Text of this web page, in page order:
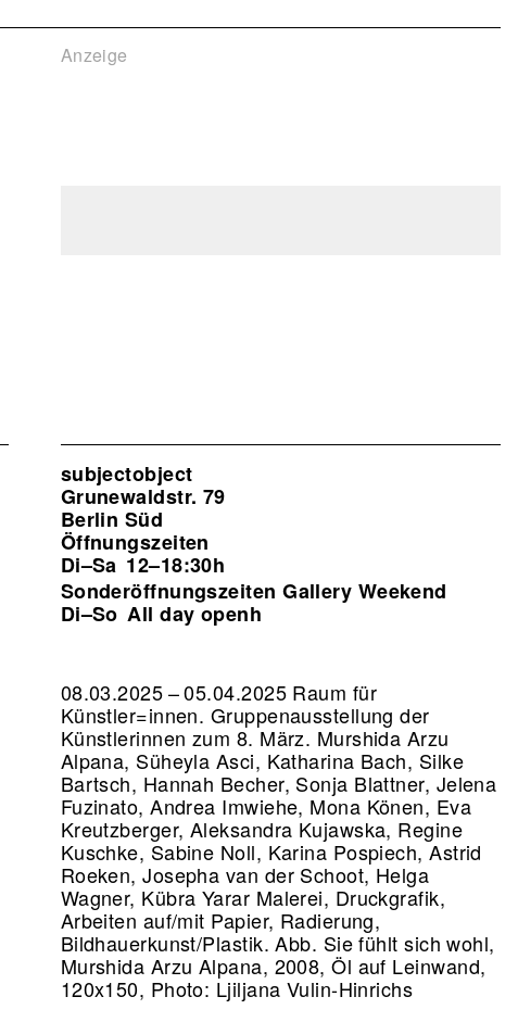
Anzeige
subjectobject
Grunewaldstr. 79
Berlin Süd
Öffnungszeiten
Di–Sa 12–18:30h
Sonderöffnungszeiten Gallery Weekend
Di–So All day openh
08.03.2025 – 05.04.2025 Raum für
Künstler=innen. Gruppenausstellung der
Künstlerinnen zum 8. März. Murshida Arzu
Alpana, Süheyla Asci, Katharina Bach, Silke
Bartsch, Hannah Becher, Sonja Blattner, Jelena
Fuzinato, Andrea Imwiehe, Mona Könen, Eva
Kreutzberger, Aleksandra Kujawska, Regine
Kuschke, Sabine Noll, Karina Pospiech, Astrid
Roeken, Josepha van der Schoot, Helga
Wagner, Kübra Yarar Malerei, Druckgrafik,
Arbeiten auf/mit Papier, Radierung,
Bildhauerkunst/Plastik.Abb. Sie fühlt sich wohl,
Murshida Arzu Alpana, 2008, Öl auf Leinwand,
120x150, Photo: Ljiljana Vulin-Hinrichs